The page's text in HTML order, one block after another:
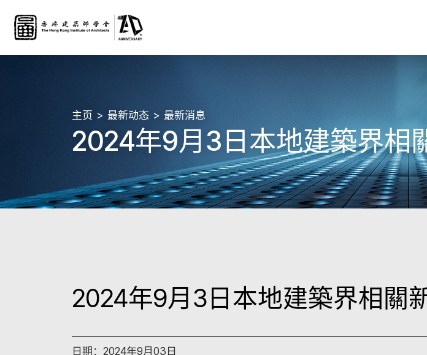
主页 最新动态 最新消息
2024年9月3日本地建築界相
2024年9月3日本地建築界相關
日期：2024年9月03日